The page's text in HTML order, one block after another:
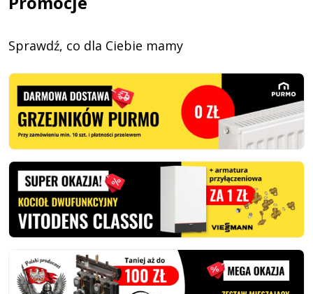
Sprawdź, co dla Ciebie mamy